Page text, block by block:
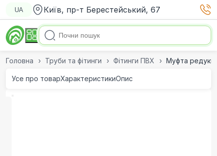
UA Київ, пр-т Берестейський, 67
Головна Труби та фітинги Фітинги ПВХ Муфта
Усе про товарХарактеристикиОпис